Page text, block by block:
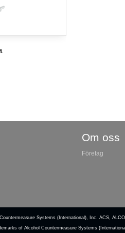
Om oss
Företag
Systems (International), Inc. ACS,
of Alcohol Countermeasure Systems